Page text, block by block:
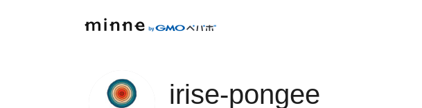
irise-pongee